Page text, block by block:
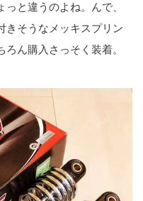
と違うのよね。んで、
きそうなメッキスプリン
ん購入さっそく装着。